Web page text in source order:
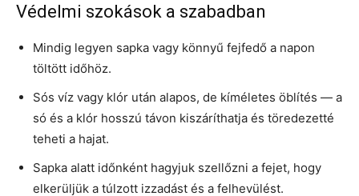
Védelmi szokások a szabadban
Mindig legyen sapka vagy könnyű fejfedő a napon
töltött időhöz.
Sós víz vagy klór után alapos, de kíméletes öblítés — a
só és a klór hosszú távon kiszáríthatja és töredezetté
teheti a hajat.
Sapka alatt időnként hagyjuk szellőzni a fejet, hogy
elkerüljük a túlzott izzadást és a felhevülést.